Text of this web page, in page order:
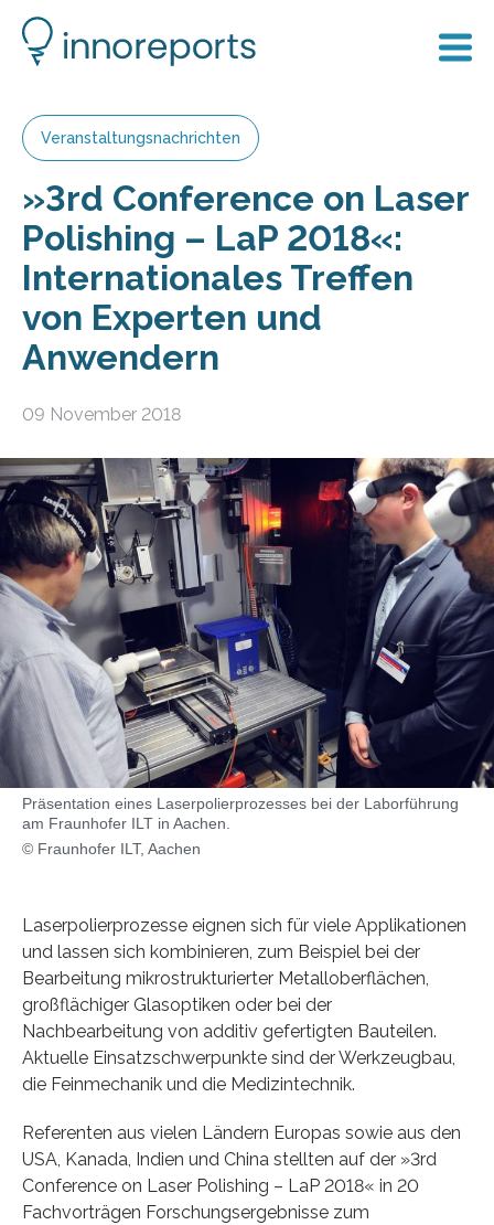
Veranstaltungsnachrichten
»3rd Conference on Laser
Polishing – LaP 2018«:
Internationales Treffen
von Experten und
Anwendern
09 November 2018
Präsentation eines Laserpolierprozesses bei der Laborführung
am Fraunhofer ILT in Aachen.
© Fraunhofer ILT, Aachen
Laserpolierprozesse eignen sich für viele Applikationen
und lassen sich kombinieren, zum Beispiel bei der
Bearbeitung mikrostrukturierter Metalloberflächen,
großflächiger Glasoptiken oder bei der
Nachbearbeitung von additiv gefertigten Bauteilen.
Aktuelle Einsatzschwerpunkte sind der Werkzeugbau,
die Feinmechanik und die Medizintechnik.
Referenten aus vielen Ländern Europas sowie aus den
USA, Kanada, Indien und China stellten auf der »3rd
Conference on Laser Polishing – LaP 2018« in 20
Fachvorträgen Forschungsergebnisse zum